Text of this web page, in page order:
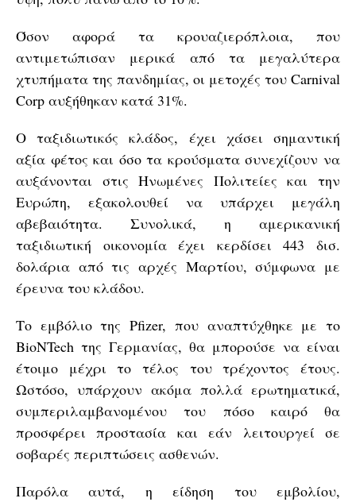
Όσον αφορά τα κρουαζιερόπλοια, που
αντιμετώπισαν μερικά από τα μεγαλύτερα
χτυπήματα της πανδημίας, οι μετοχές του Carnival
Corp αυξήθηκαν κατά 31%.
Ο ταξιδιωτικός κλάδος, έχει χάσει σημαντική
αξία φέτος και όσο τα κρούσματα συνεχίζουν να
αυξάνονται στις Ηνωμένες Πολιτείες και την
Ευρώπη, εξακολουθεί να υπάρχει μεγάλη
αβεβαιότητα. Συνολικά, η αμερικανική
ταξιδιωτική οικονομία έχει κερδίσει 443 δισ.
δολάρια από τις αρχές Μαρτίου, σύμφωνα με
έρευνα του κλάδου.
Το εμβόλιο της Pfizer, που αναπτύχθηκε με το
BioNTech της Γερμανίας, θα μπορούσε να είναι
έτοιμο μέχρι το τέλος του τρέχοντος έτους.
Ωστόσο, υπάρχουν ακόμα πολλά ερωτηματικά,
συμπεριλαμβανομένου του πόσο καιρό θα
προσφέρει προστασία και εάν λειτουργεί σε
σοβαρές περιπτώσεις ασθενών.
Παρόλα αυτά, η είδηση του εμβολίου,